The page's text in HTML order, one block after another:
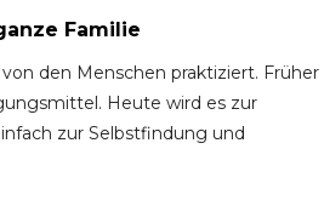
Familie
den Menschen praktiziert. Früher
Heute wird es zur
zur Selbstfindung und